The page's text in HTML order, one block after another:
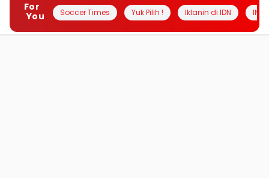
For
You
Soccer Times Yuk Pilih ! Iklanin di IDN